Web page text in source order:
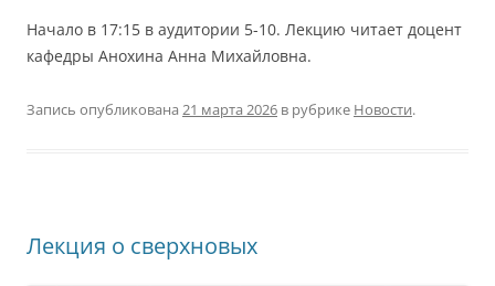
Начало в 17:15 в аудитории 5-10. Лекцию читает доцент
кафедры Анохина Анна Михайловна.
Запись опубликована 21 марта 2026 в рубрике Новости.
Лекция о сверхновых